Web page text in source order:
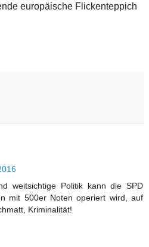
europäische Flickenteppich
weitsichtige Politik kann die SPD
mit 500er Noten operiert wird, auf
Kriminalität!